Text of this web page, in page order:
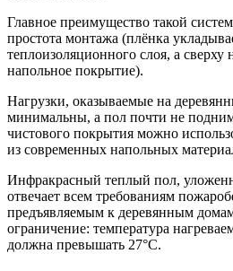
Главное преимущество такой
простота монтажа (плёнка
теплоизоляционного слоя, а
напольное покрытие).
Нагрузки, оказываемые на
минимальны, а пол почти не
чистового покрытия можно
из современных напольных
Инфракрасный теплый пол,
отвечает всем требованиям
предъявляемым к деревянным
ограничение: температура
должна превышать 27°С.